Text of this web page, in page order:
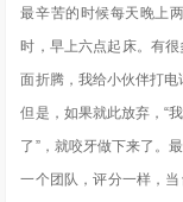
最辛苦的时候每天晚上
时，早上六点起床。有
面折腾，我给小伙伴打
但是，如果就此放弃，“
了”，就咬牙做下来了。
一个团队，评分一样，